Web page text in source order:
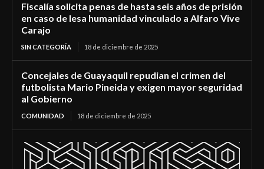
Fiscalía solicita penas de hasta seis años de prisión
en caso de lesa humanidad vinculado a Alfaro Vive
Carajo
SIN CATEGORÍA 18 de diciembre de 2025
Concejales de Guayaquil repudian el crimen del
futbolista Mario Pineida y exigen mayor seguridad
al Gobierno
COMUNIDAD 18 de diciembre de 2025